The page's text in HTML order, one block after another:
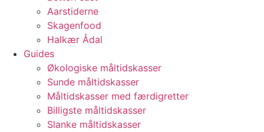
Aarstiderne
Skagenfood
Halkær Ådal
Guides
Økologiske måltidskasser
Sunde måltidskasser
Måltidskasser med færdigretter
Billigste måltidskasser
Slanke måltidskasser